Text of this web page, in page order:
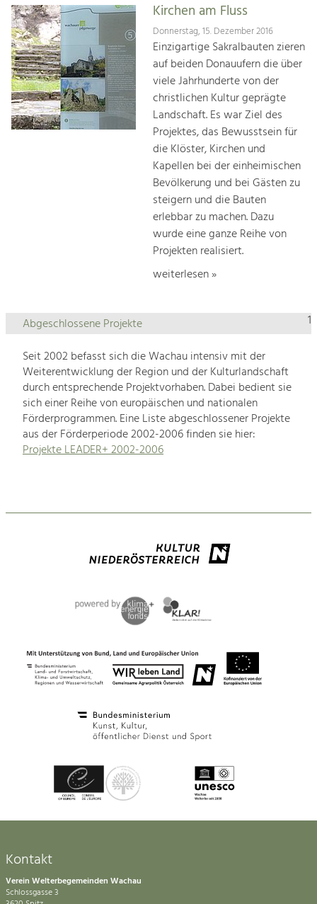
Kirchen am Fluss
Donnerstag, 15. Dezember 2016
Einzigartige Sakralbauten zieren
auf beiden Donauufern die über
viele Jahrhunderte von der
christlichen Kultur geprägte
Landschaft. Es war Ziel des
Projektes, das Bewusstsein für
die Klöster, Kirchen und
Kapellen bei der einheimischen
Bevölkerung und bei Gästen zu
steigern und die Bauten
erlebbar zu machen. Dazu
wurde eine ganze Reihe von
Projekten realisiert.
weiterlesen »
1
Abgeschlossene Projekte
Seit 2002 befasst sich die Wachau intensiv mit der
Weiterentwicklung der Region und der Kulturlandschaft
durch entsprechende Projektvorhaben. Dabei bedient sie
sich einer Reihe von europäischen und nationalen
Förderprogrammen. Eine Liste abgeschlossener Projekte
aus der Förderperiode 2002-2006 finden sie hier:
Projekte LEADER+ 2002-2006
Kontakt
Verein Welterbegemeinden Wachau
Schlossgasse 3